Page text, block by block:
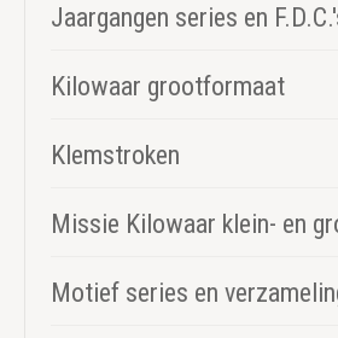
Jaargangen series en
Kilowaar grootformaat
Klemstroken
Missie Kilowaar klein- en
Motief series en